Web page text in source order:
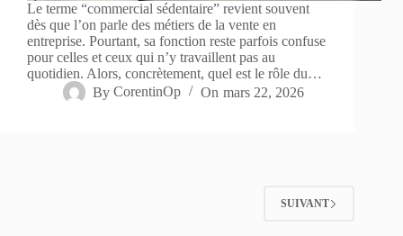
Le terme “commercial sédentaire” revient souvent
dès que l’on parle des métiers de la vente en
entreprise. Pourtant, sa fonction reste parfois confuse
pour celles et ceux qui n’y travaillent pas au
quotidien. Alors, concrètement, quel est le rôle du…
By CorentinOp On mars 22, 2026
SUIVANT